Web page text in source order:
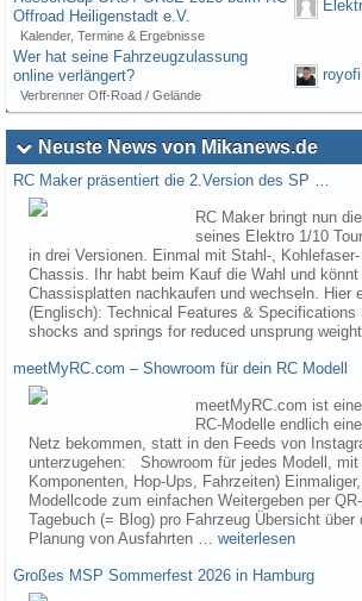
Offroad Heiligenstadt e.V.
Kalender, Termine & Ergebnisse
Wer hat seine Fahrzeugzulassung
online verlängert?
Verbrenner Off-Road / Gelände
royofi
Neuste News von Mikanews.de
RC Maker präsentiert die 2.Version des SP …
RC Maker bringt nun
seines Elektro 1/10
in drei Versionen. Einmal mit Stahl-,
Chassis. Ihr habt beim Kauf die Wahl und
Chassisplatten nachkaufen und wechseln. Hier
(Englisch): Technical Features & Specifications
shocks and springs for reduced unsprung
meetMyRC.com – Showroom für dein RC Modell
meetMyRC.com ist
RC-Modelle endlich
Netz bekommen, statt in den Feeds von
unterzugehen: Showroom für jedes Modell, mit
Komponenten, Hop-Ups, Fahrzeiten)
Modellcode zum einfachen Weitergeben per
Tagebuch (= Blog) pro Fahrzeug Übersicht über
Planung von Ausfahrten … weiterlesen
Großes MSP Sommerfest 2026 in Hamburg